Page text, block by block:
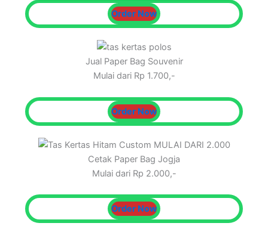
Order Now
Jual Paper Bag Souvenir
Mulai dari Rp 1.700,-
Order Now
Cetak Paper Bag Jogja
Mulai dari Rp 2.000,-
Order Now